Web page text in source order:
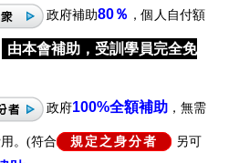
政府補助80％ ，個人自付額
由本會補助，受訓學員完全免
政府100%全額補助 ，無需
。(符合 規定之身分者 另可